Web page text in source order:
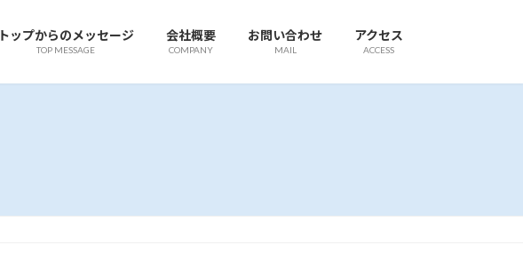
トップからのメッセージ
TOP MESSAGE
会社概要
COMPANY
お問い合わせ
MAIL
アクセス
ACCESS